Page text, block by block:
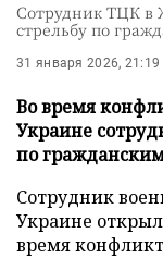
Сотрудник ТЦК в
стрельбу по
31 января 2026, 21:19
Во время
Украине
по
Сотрудник
Украине
время